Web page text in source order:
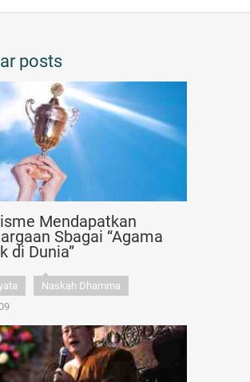
posts
Mendapatkan
Sbagai “Agama
di Dunia”
Naskah Dhamma